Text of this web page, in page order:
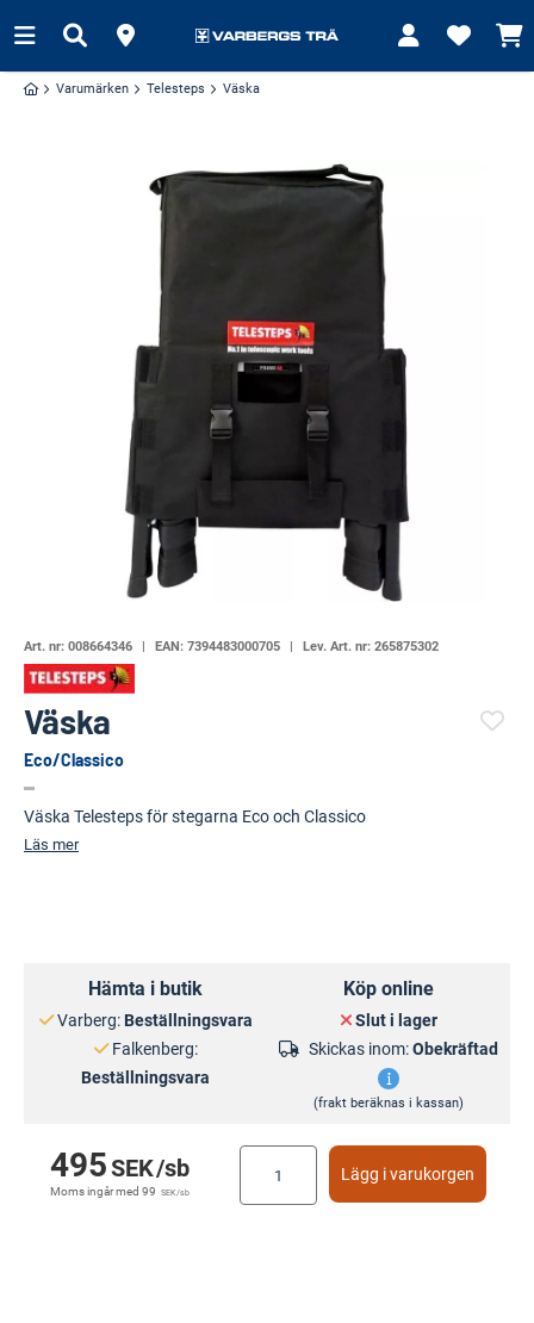
Varumärken Telesteps Väska
Art. nr: 008664346 EAN: 7394483000705 Lev. Art. nr: 265875302
Väska
Eco/Classico
Väska Telesteps för stegarna Eco och Classico
Läs mer
Hämta i butik
Varberg: Beställningsvara
Falkenberg:
Beställningsvara
Köp online
Slut i lager
Skickas inom:Obekräftad
(frakt beräknas i kassan)
495SEK/sb
Moms ingår med99 SEK/sb
Lägg i varukorgen